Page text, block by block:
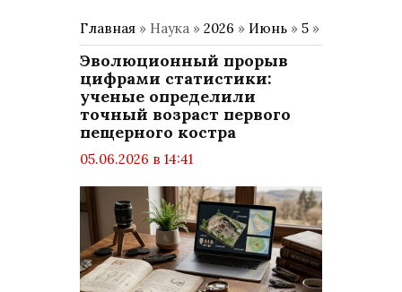
Главная » Наука » 2026 » Июнь » 5 »
Эволюционный прорыв
цифрами статистики:
ученые определили
точный возраст первого
пещерного костра
05.06.2026 в 14:41
комментариев: 0
Наука